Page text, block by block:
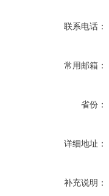
联系电话：
常用邮箱：
省份：
详细地址：
补充说明：